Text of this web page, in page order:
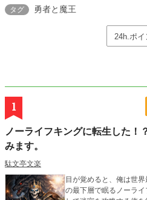
タグ 勇者と魔王
1
ノーライフキングに転生した！
みます。
駄文亭文楽
目が覚めると、俺は世
の最下層で眠るノーライフキ